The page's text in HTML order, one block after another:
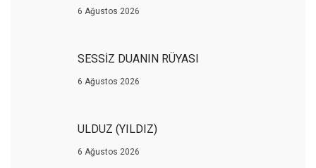
6 Ağustos 2026
SESSİZ DUANIN RÜYASI
6 Ağustos 2026
ULDUZ (YILDIZ)
6 Ağustos 2026